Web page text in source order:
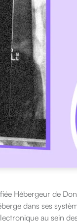
Hébergeur de
dans ses
au sein